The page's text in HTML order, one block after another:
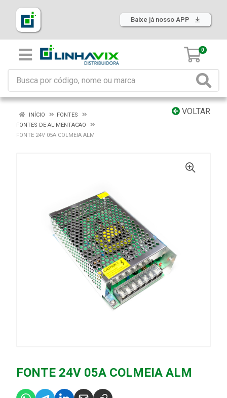
Baixe já nosso APP
0
VOLTAR
INÍCIO
FONTES
FONTES DE ALIMENTACAO
FONTE 24V 05A COLMEIA ALM
FONTE 24V 05A COLMEIA ALM